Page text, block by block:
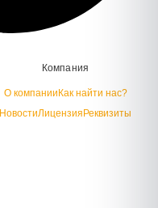
Компания
О компании Как найти нас?
НовостиЛицензия Реквизиты